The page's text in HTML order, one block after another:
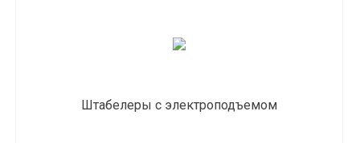
Штабелеры с электроподъемом